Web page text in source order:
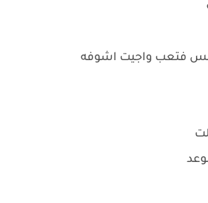
فتعب واجيت اشوفه